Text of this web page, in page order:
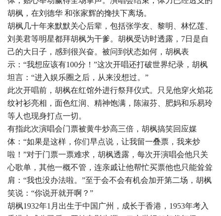
胡枫，在刘德华 和张家辉的搀扶下离场。
胡枫几十年来默默关心后辈，包括张学友、黎明、林忆莲、
刘美君等明星都拜胡枫为干爹。胡枫受访时透露，7日是自
己的大日子，感到很兴奋。被问到状态如何，胡枫表
示：“我想应该有100分！”这次开唱还打破世界纪录，胡枫
坦言：“进入娱乐圈之后，从来没想过。”
此次开唱前，胡枫在红馆外进行祭拜仪式。只见他穿火焰花
纹衬衫亮相，面色红润、精神饱满，陈淑芬、肥妈和乐易玲
等人也现身打点一切。
有指此次演唱会门票被黄牛炒高三倍，胡枫搞笑回应媒
体：“如果是这样，你们早点说，让我留一叠票，我来炒
啦！”对于门票一票难求，胡枫透露，每次开演唱会他只关
心歌单，其他一概不管，连亲戚让他帮忙买票他也只能耸耸
肩：“我也没办法啦。”至于会不会有机会加开第二场，胡枫
笑说：“你说开就开啊？”
胡枫1932年1月出生于中国广州，成长于香港，1953年考入